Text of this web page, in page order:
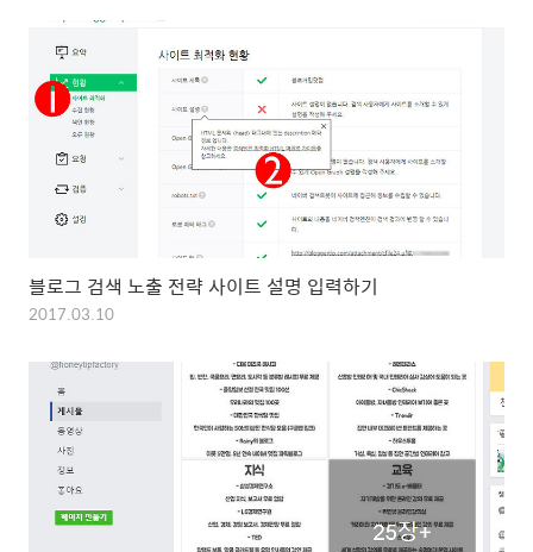
블로그 검색 노출 전략 사이트 설명 입력하기
2017.03.10